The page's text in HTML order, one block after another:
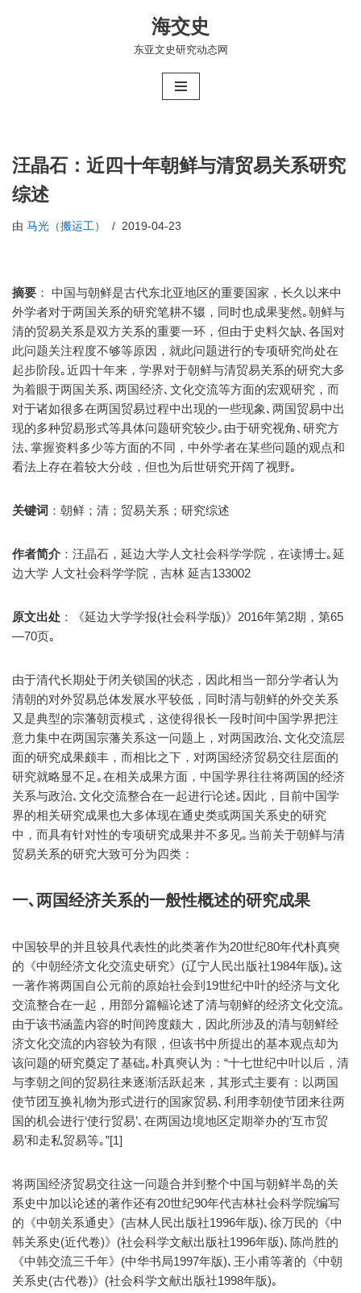
海交史
东亚文史研究动态网
汪晶石：近四十年朝鲜与清贸易关系研究
综述
由 马光（搬运工） 2019-04-23
摘要 ： 中国与朝鲜是古代东北亚地区的重要国家，长久以来中
外学者对于两国关系的研究笔耕不辍，同时也成果斐然｡朝鲜与
清的贸易关系是双方关系的重要一环，但由于史料欠缺､各国对
此问题关注程度不够等原因，就此问题进行的专项研究尚处在
起步阶段｡近四十年来，学界对于朝鲜与清贸易关系的研究大多
为着眼于两国关系､两国经济､文化交流等方面的宏观研究，而
对于诸如很多在两国贸易过程中出现的一些现象､两国贸易中出
现的多种贸易形式等具体问题研究较少｡由于研究视角､研究方
法､掌握资料多少等方面的不同，中外学者在某些问题的观点和
看法上存在着较大分歧，但也为后世研究开阔了视野｡
关键词 ：朝鲜；清；贸易关系；研究综述
作者简介 ：汪晶石，延边大学人文社会科学学院，在读博士｡延
边大学 人文社会科学学院，吉林 延吉133002
原文出处 ：《延边大学学报(社会科学版)》2016年第2期，第65
—70页｡
由于清代长期处于闭关锁国的状态，因此相当一部分学者认为
清朝的对外贸易总体发展水平较低，同时清与朝鲜的外交关系
又是典型的宗藩朝贡模式，这使得很长一段时间中国学界把注
意力集中在两国宗藩关系这一问题上，对两国政治､文化交流层
面的研究成果颇丰，而相比之下，对两国经济贸易交往层面的
研究就略显不足｡在相关成果方面，中国学界往往将两国的经济
关系与政治､文化交流整合在一起进行论述｡因此，目前中国学
界的相关研究成果也大多体现在通史类或两国关系史的研究
中，而具有针对性的专项研究成果并不多见｡当前关于朝鲜与清
贸易关系的研究大致可分为四类：
一､两国经济关系的一般性概述的研究成果
中国较早的并且较具代表性的此类著作为20世纪80年代朴真奭
的《中朝经济文化交流史研究》(辽宁人民出版社1984年版)｡这
一著作将两国自公元前的原始社会到19世纪中叶的经济与文化
交流整合在一起，用部分篇幅论述了清与朝鲜的经济文化交流｡
由于该书涵盖内容的时间跨度颇大，因此所涉及的清与朝鲜经
济文化交流的内容较为有限，但该书中所提出的基本观点却为
该问题的研究奠定了基础｡朴真奭认为：“十七世纪中叶以后，清
与李朝之间的贸易往来逐渐活跃起来，其形式主要有：以两国
使节团互换礼物为形式进行的国家贸易､利用李朝使节团来往两
国的机会进行‘使行贸易’､在两国边境地区定期举办的‘互市贸
易’和走私贸易等｡”[1]
将两国经济贸易交往这一问题合并到整个中国与朝鲜半岛的关
系史中加以论述的著作还有20世纪90年代吉林社会科学院编写
的《中朝关系通史》(吉林人民出版社1996年版)､徐万民的《中
韩关系史(近代卷)》(社会科学文献出版社1996年版)､陈尚胜的
《中韩交流三千年》(中华书局1997年版)､王小甫等著的《中朝
关系史(古代卷)》(社会科学文献出版社1998年版)｡